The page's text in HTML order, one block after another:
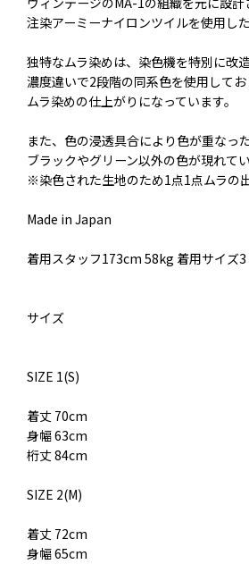
注染アーミーナイロンツイルを使用し
独特なムラ染めは、染色機を特別に改
濃度違いで2段階の同系色を使用して
ムラ染めの仕上がりになっています。
また、色の浸透具合により色が重なっ
ブラックやグリーン以外の色が現れてい
※染色された生地のため1点1点ムラの
Made in Japan
着用スタッフ173cm 58kg 着用サイズ3
サイズ
SIZE 1(S)
着丈 70cm
身幅 63cm
桁丈 84cm
SIZE 2(M)
着丈 72cm
身幅 65cm